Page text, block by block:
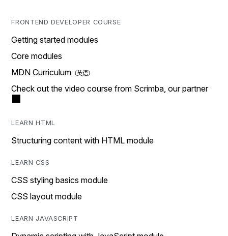
FRONTEND DEVELOPER COURSE
Getting started modules
Core modules
MDN Curriculum
Check out the video course from Scrimba, our partner
LEARN HTML
Structuring content with HTML module
LEARN CSS
CSS styling basics module
CSS layout module
LEARN JAVASCRIPT